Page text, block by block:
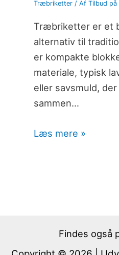
Træbriketter/ Af Tilbud
Træbriketter er et
alternativ til
er kompakte
materiale, typisk
eller savsmuld,
sammen…
Læs mere »
Findes også